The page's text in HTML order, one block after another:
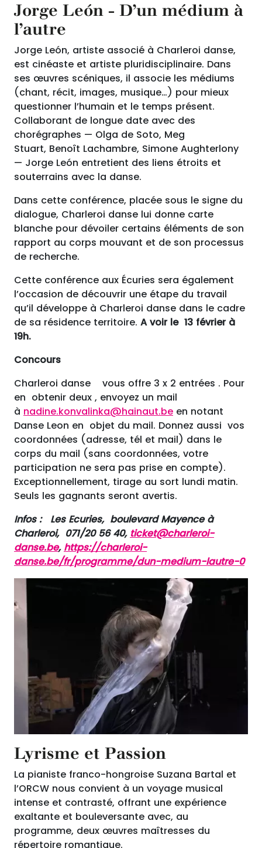
Jorge León - D’un médium à
l’autre
Jorge León, artiste associé à Charleroi danse,
est cinéaste et artiste pluridisciplinaire. Dans
ses œuvres scéniques, il associe les médiums
(chant, récit, images, musique…) pour mieux
questionner l’humain et le temps présent.
Collaborant de longue date avec des
chorégraphes — Olga de Soto, Meg
Stuart, Benoît Lachambre, Simone Aughterlony
— Jorge León entretient des liens étroits et
souterrains avec la danse.
Dans cette conférence, placée sous le signe du
dialogue, Charleroi danse lui donne carte
blanche pour dévoiler certains éléments de son
rapport au corps mouvant et de son processus
de recherche.
Cette conférence aux Écuries sera également
l’occasion de découvrir une étape du travail
qu’il développe à Charleroi danse dans le cadre
de sa résidence territoire. A voir le 13 février à
19h.
Concours
Charleroi danse vous offre 3 x 2 entrées . Pour
en obtenir deux , envoyez un mail
à nadine.konvalinka@hainaut.be en notant
Danse Leon en objet du mail. Donnez aussi vos
coordonnées (adresse, tél et mail) dans le
corps du mail (sans coordonnées, votre
participation ne sera pas prise en compte).
Exceptionnellement, tirage au sort lundi matin.
Seuls les gagnants seront avertis.
Infos : Les Ecuries, boulevard Mayence à
Charleroi, 071/20 56 40, ticket@charleroi-
danse.be, https://charleroi-
danse.be/fr/programme/dun-medium-lautre-0
Lyrisme et Passion
La pianiste franco-hongroise Suzana Bartal et
l’ORCW nous convient à un voyage musical
intense et contrasté, offrant une expérience
exaltante et bouleversante avec, au
programme, deux œuvres maîtresses du
répertoire romantique.